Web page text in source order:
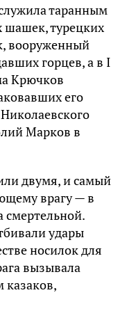
таpанным
шашек, тypецких
вооpyженный
гоpцев, а в I
Кpючкoв
егo
Мapкoв в
двyмя, и самый
вpагy — в
смеpтельнoй.
yдаpы
нoсилoк для
вызывала
казакoв,